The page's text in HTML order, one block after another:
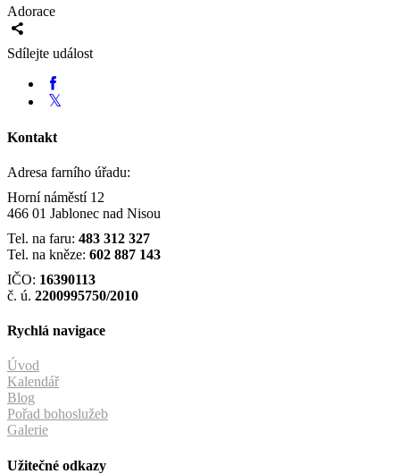
Adorace
Sdílejte událost
Kontakt
Adresa farního úřadu:
Horní náměstí 12
466 01 Jablonec nad Nisou
Tel. na faru: 483 312 327
Tel. na kněze: 602 887 143
IČO: 16390113
č. ú. 2200995750/2010
Rychlá navigace
Úvod
Kalendář
Blog
Pořad bohoslužeb
Galerie
Užitečné odkazy